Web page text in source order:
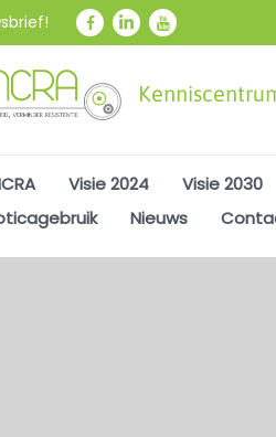
Visie 2024 Visie 2030
Nieuws